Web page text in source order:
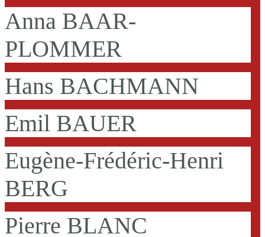
Anna BAAR-
PLOMMER
Hans BACHMANN
Emil BAUER
Eugène-Frédéric-Henri
BERG
Pierre BLANC